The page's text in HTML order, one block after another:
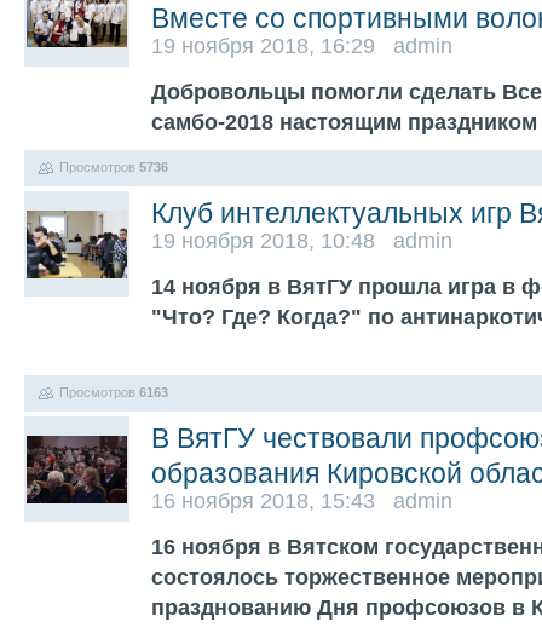
Вместе со спортивными
19 ноября 2018, 16:29 admin
Добровольцы помогли сделать
самбо-2018 настоящим праздником
Просмотров 5736
Клуб интеллектуальных игр
19 ноября 2018, 10:48 admin
14 ноября в ВятГУ прошла игра в
"Что? Где? Когда?" по
Просмотров 6163
В ВятГУ чествовали
образования Кировской
16 ноября 2018, 15:43 admin
16 ноября в Вятском
состоялось торжественное
празднованию Дня профсоюзов в